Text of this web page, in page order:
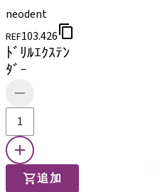
neodent
REF103.426
ﾄﾞﾘﾙｴｸｽﾃﾝ
ﾀﾞｰ
追加